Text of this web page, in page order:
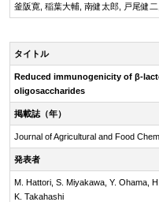
釜阪寛, 稲葉大輔, 南健太郎, 戸尾健
タイトル
Reduced immunogenicity of β-
oligosaccharides
掲載誌（年）
Journal of Agricultural and Food
発表者
M. Hattori, S. Miyakawa, Y. Ohama,
K. Takahashi